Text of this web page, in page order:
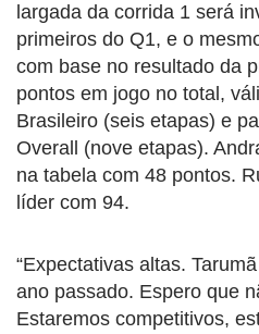
largada da corrida 1 será
primeiros do Q1, e o
com base no resultado da
pontos em jogo no total,
Brasileiro (seis etapas) e
Overall (nove etapas).
na tabela com 48 pontos.
líder com 94.
“Expectativas altas.
ano passado. Espero que
Estaremos competitivos,